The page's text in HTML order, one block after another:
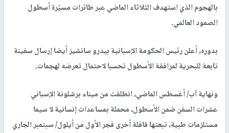
بالهجوم الذي استهدف الثلاثاء الماضي عبر طائرات مسيّرة أسطول
الصمود العالمي.
بدوره، أعلن رئيس الحكومة الإسبانية بيدرو سانشيز أيضا إرسال سفينة
تابعة للبحرية لمرافقة الأسطول تحسبا لاحتمال تعرضه لهجمات.
ونهاية آب/ أغسطس الماضي، انطلقت من ميناء برشلونة الإسباني
عشرات السفن ضمن الأسطول، محملة بمساعدات إنسانية لا سيما
مستلزمات طبية، تبعتها قافلة أخرى فجر الأول من أيلول/ سبتمبر الجاري